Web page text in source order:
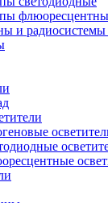
и радиосистемы